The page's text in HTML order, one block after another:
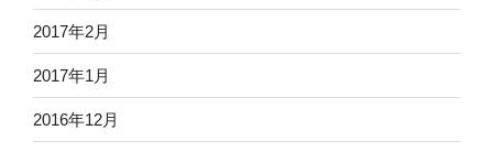
2017年2月
2017年1月
2016年12月